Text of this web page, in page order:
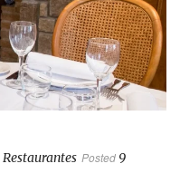
Restaurantes Posted 9